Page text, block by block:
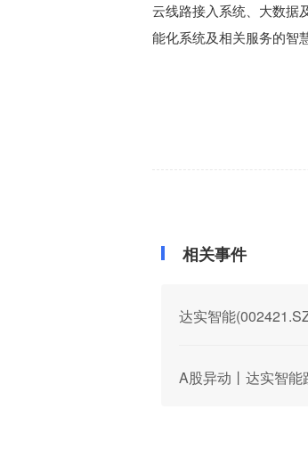
云线路接入系统、大数据
能化系统及相关服务的智
相关事件
达实智能
A股异动丨达实智